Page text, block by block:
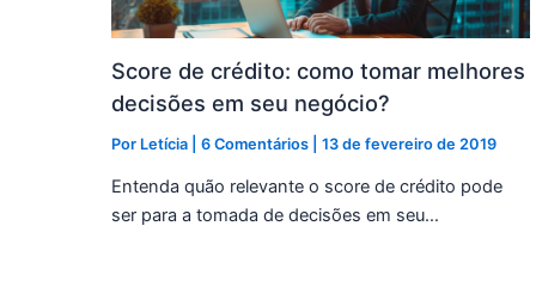
Score de crédito: como tomar melhores
decisões em seu negócio?
Por Letícia 6 Comentários 13 de fevereiro de 2019
Entenda quão relevante o score de crédito pode
ser para a tomada de decisões em seu…